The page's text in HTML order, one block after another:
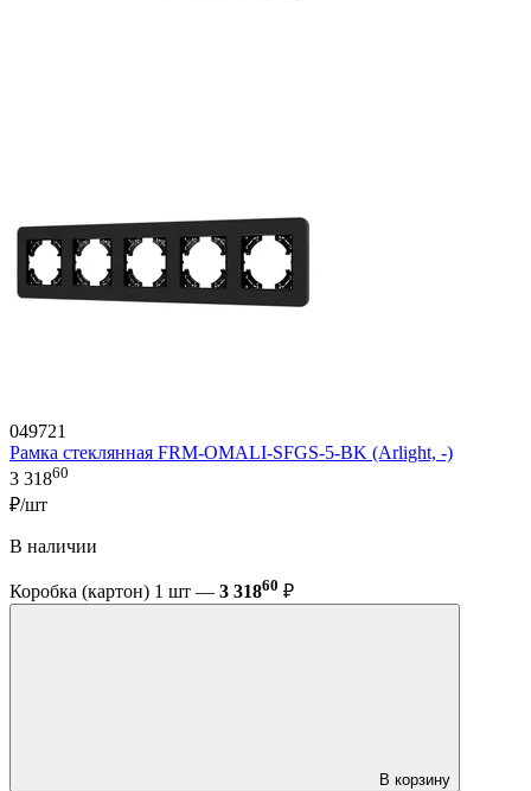
049721
Рамка стеклянная FRM-OMALI-SFGS-5-BK (Arlight, -)
3 31860
₽/шт
В наличии
Коробка (картон) 1 шт — 3 31860 ₽
В корзину